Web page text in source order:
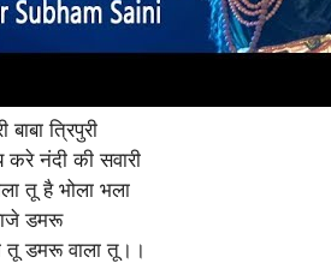
बाबा त्रिपुरी
करे नंदी की सवारी
तू है भोला भला
डमरू
तू डमरू वाला तू।।